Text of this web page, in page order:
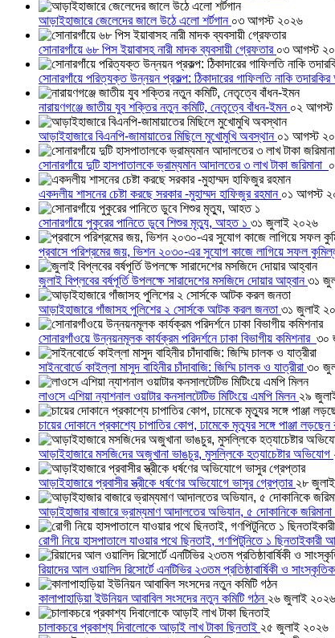
আড়াইহাজারে জেলেদের জালে উঠে এলো শর্টগান ০৩ আগস্ট ২০২৬
সোনারগাঁয়ে ৬৮ পিস ইয়াবাসহ নারী মাদক ব্যবসায়ী গ্রেফতার ০৩ আগস্ট
সোনারগাঁয়ে পরিত্যক্ত উন্নয়ন প্রকল্প: ঠিকাদারের গাফিলতি নাকি
নারায়ণগঞ্জে জাতীয় যুব শক্তির নতুন কমিটি, নেতৃত্বে বাঁধন-ইমন ০২
আড়াইহাজারে বিএনপি-জামায়াতের মিছিলে মুখোমুখি অবস্থান ০১ আগস্ট
সোনারগাঁয়ে দুটি হাসপাতালকে ভ্রাম্যমান আদালতের ৩ লাখ টাকা জরিমানা
একদলীয় শাসনের চেষ্টা করছে সরকার -মুহাম্মদ হাফিজুর রহমান ০১ আগস্ট
সোনারগাঁয়ে পুকুরের পানিতে ডুবে শিশুর মৃত্যু, আহত ১ ৩১ জুলাই ২০২৬
প্রবাসে পরিশ্রমের জয়, ভিশন ২০৩০-এর সুযোগ কাজে লাগিয়ে সফল
জুলাই বিপ্লবের বর্ষপূর্তি উপলক্ষে সারাদেশের মসজিদে দোয়ার আহ্বান৩১
আড়াইহাজারে গাঁজাসহ পুলিশের ২ সোর্সকে আটক করল জনতা ৩১ জুলাই
সোনারগাঁওয়ে উন্নয়নমূলক কার্যক্রম পরিদর্শনে ঢাকা বিভাগীয় কমিশনার ৩০
সাইনবোর্ডে কাইল্লা মাসুদ বাহিনীর চাঁদাবাজি: জিম্মি চালক ও যাত্রীরা ৩০
লাওসে এশিয়া ন্যাশনাল ওয়াটার কনসালটেটিভ মিটিংয়ে এমপি মিলন ২৯
চায়ের দোকানে প্রকাশ্যে চাপাতির কোপ, ঢামেকে মৃত্যুর সঙ্গে পাঞ্জা লড়ছেন
আড়াইহাজারে মস‌জি‌দের অজুখানা ভাঙচুর, মুসল্লিকে হত্যাচেষ্টার অভিযোগ
আড়াইহাজারে প্রবাসীর স্ত্রীকে ধর্ষণের অভিযোগে ভাসুর গ্রেপ্তার ২৮
আড়াইহাজার বাজারে ভ্রাম্যমাণ আদালতের অভিযান, ৫ দোকানিকে জরিমানা
রোগী নিয়ে হাসপাতালে যাওয়ার পথে ছিনতাই, গণপিটুনিতে ১ ছিনতাইকারী
রিয়াদের আল ওয়ালিদ রিসোর্টে এনটিভির ২৩তম প্রতিষ্ঠাবার্ষিকী ও
কালাপাহাড়িয়া ইউনিয়ন আবাবিল সংসদের নতুন কমিটি গঠন ২৬ জুলাই ২০২৬
চালাকচরে প্রকাশ্য দিবালোকে আড়াই লাখ টাকা ছিনতাই ২৫ জুলাই ২০২৬